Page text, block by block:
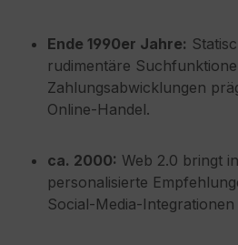
Ende 1990er Jahre:
rudimentäre
Zahlungsabwicklungen
Online‑Handel.
ca. 2000: Web 2.0 bringt
personalisierte